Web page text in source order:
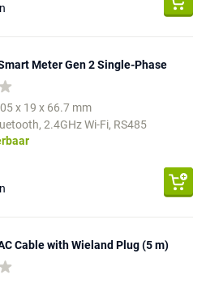
Meter Gen 2 Single-Phase
x 19 x 66.7 mm
2.4GHz Wi-Fi, RS485
Cable with Wieland Plug (5 m)